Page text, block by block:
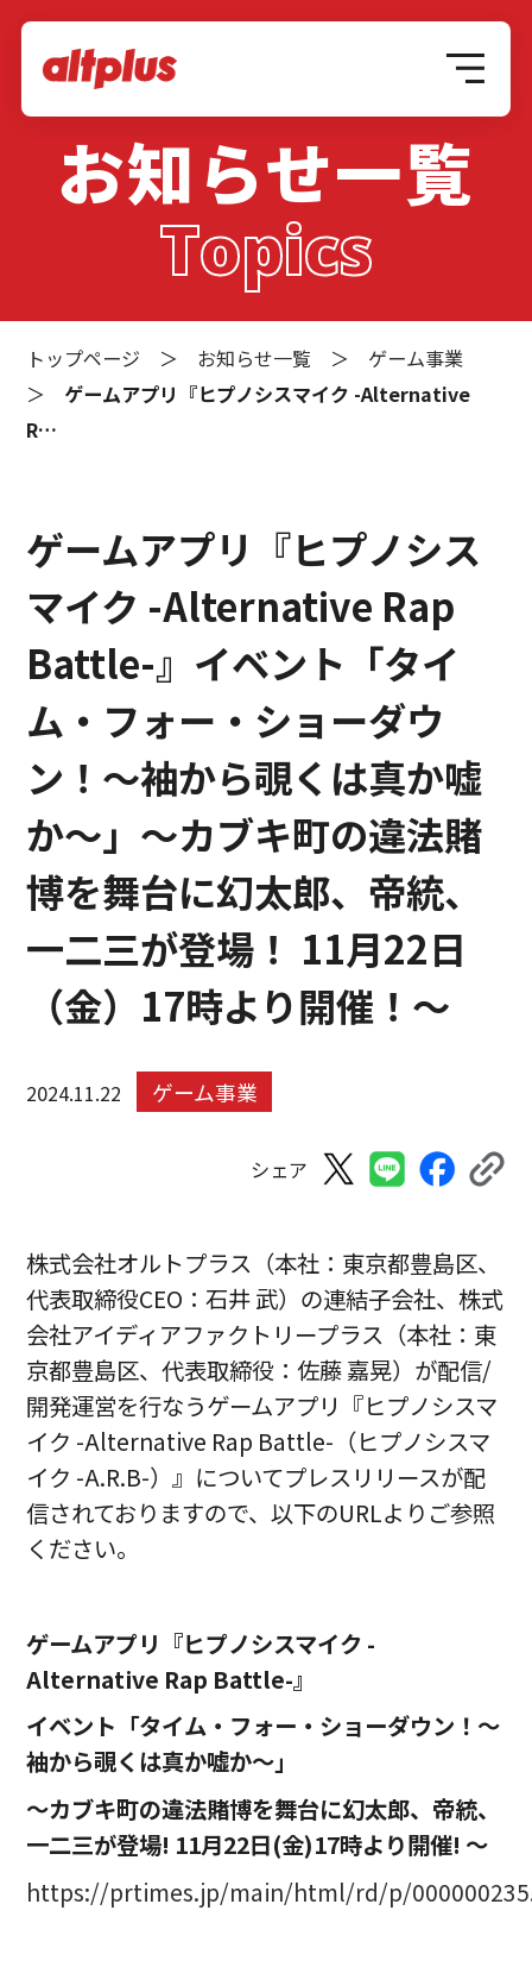
お知らせ一覧
Topics
トップページ ＞ お知らせ一覧 ＞ ゲーム事業
＞ ゲームアプリ『ヒプノシスマイク -Alternative
R…
ゲームアプリ『ヒプノシス
マイク -Alternative Rap
Battle-』イベント「タイ
ム・フォー・ショーダウ
ン！～袖から覗くは真か嘘
か～」～カブキ町の違法賭
博を舞台に幻太郎、帝統、
一二三が登場！ 11月22日
（金）17時より開催！～
2024.11.22 ゲーム事業
シェア
株式会社オルトプラス（本社：東京都豊島区、
代表取締役CEO：石井 武）の連結子会社、株式
会社アイディアファクトリープラス（本社：東
京都豊島区、代表取締役：佐藤 嘉晃）が配信/
開発運営を行なうゲームアプリ『ヒプノシスマ
イク -Alternative Rap Battle-（ヒプノシスマ
イク -A.R.B-）』についてプレスリリースが配
信されておりますので、以下のURLよりご参照
ください。
ゲームアプリ『ヒプノシスマイク -
Alternative Rap Battle-』
イベント「タイム・フォー・ショーダウン！～
袖から覗くは真か嘘か～」
～カブキ町の違法賭博を舞台に幻太郎、帝統、
一二三が登場! 11月22日(金)17時より開催! ～
https://prtimes.jp/main/html/rd/p/